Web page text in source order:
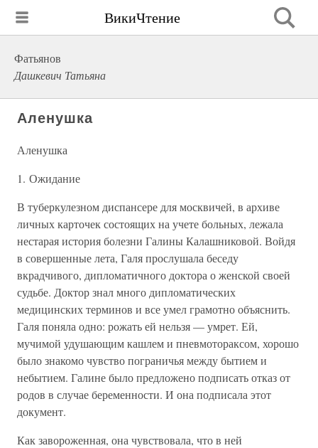
ВикиЧтение
Фатьянов
Дашкевич Татьяна
Аленушка
Аленушка
1. Ожидание
В туберкулезном диспансере для москвичей, в архиве
личных карточек состоящих на учете больных, лежала
нестарая история болезни Галины Калашниковой. Войдя
в совершенные лета, Галя прослушала беседу
вкрадчивого, дипломатичного доктора о женской своей
судьбе. Доктор знал много дипломатических
медицинских терминов и все умел грамотно объяснить.
Галя поняла одно: рожать ей нельзя — умрет. Ей,
мучимой удушающим кашлем и пневмотораксом, хорошо
было знакомо чувство пограничья между бытием и
небытием. Галине было предложено подписать отказ от
родов в случае беременности. И она подписала этот
документ.
Как завороженная, она чувствовала, что в ней